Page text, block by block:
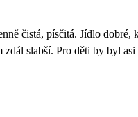
denně